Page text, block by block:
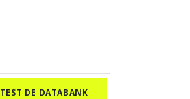
TEST DE DATABANK